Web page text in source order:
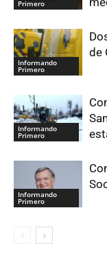
Primero
Informando
Primero
de
Informando
Primero
Informando
Primero